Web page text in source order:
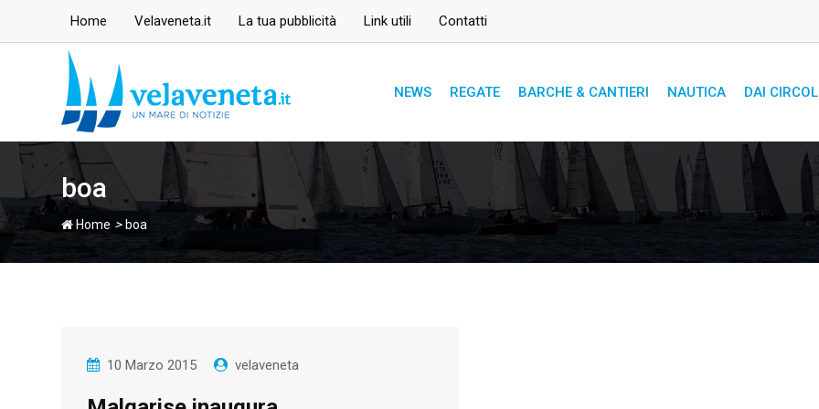
Home Velaveneta.it La tua pubblicità Link utili Contatti
NEWS REGATE BARCHE & CANTIERI NAUTICA DAI
boa
Home > boa
10 Marzo 2015 velaveneta